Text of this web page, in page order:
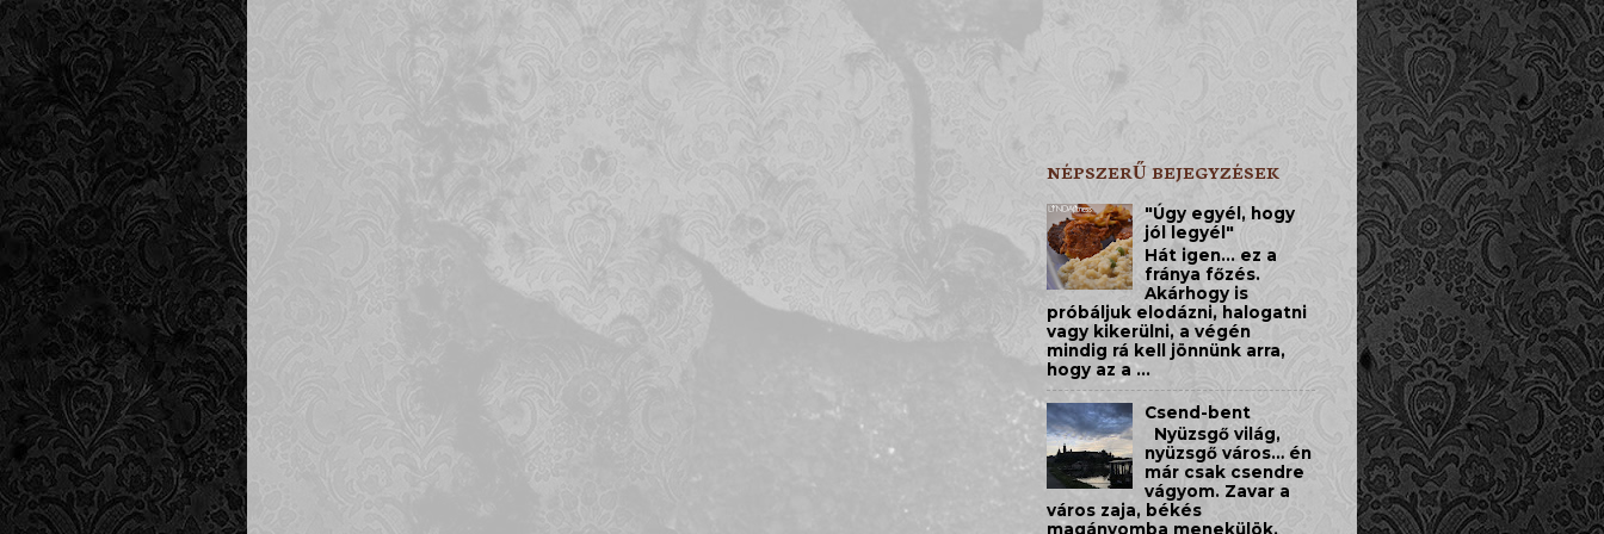
NÉPSZERŰ BEJEGYZÉSEK
"Úgy egyél, hogy
jól legyél"
Hát igen... ez a
fránya főzés.
Akárhogy is
próbáljuk elodázni, halogatni
vagy kikerülni, a végén
mindig rá kell jönnünk arra,
hogy az a ...
Csend-bent
​Nyüzsgő világ,
nyüzsgő város… én
már csak csendre
vágyom. Zavar a
város zaja, békés
magányomba menekülök.